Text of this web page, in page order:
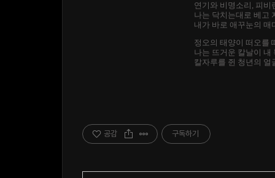
연기와 비명소리, 피비
나는 닥치는대로 베고
내가 바로 애꾸눈의 매
정오의 태양이 떠오를
나는 뜨거운 칼날이 내
칼자루를 쥔 청년의 얼
공감 구독하기